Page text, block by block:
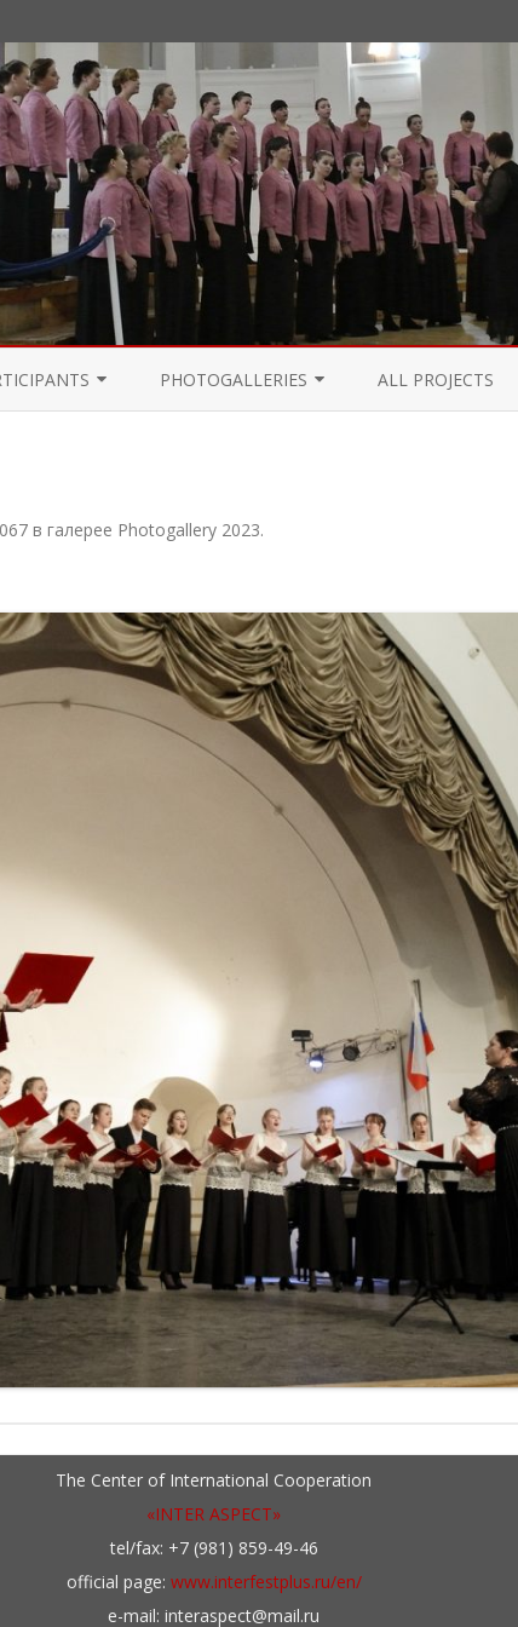
к
2019
2017
2016
PHOTOGALLERIES
PHOTOGALLERY 2022
PHOTOGALLERY 2019
PHOTOGALLERY 2018
PHOTOGALLERY 2017
PHOTOGALLERY 2016
ALL PROJECTS
в галерее Photogallery 2023.
The Center of International Cooperation
«INTER ASPECT»
tel/fax: +7 (981) 859-49-46
official page: www.interfestplus.ru/en/
e-mail: interaspect@mail.ru